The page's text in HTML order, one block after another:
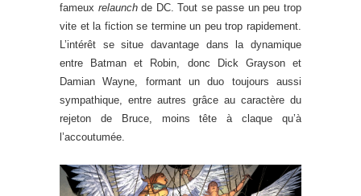
fameux relaunchde DC. Tout se passe un peu trop
vite et la fiction se termine un peu trop rapidement.
L’intérêt se situe davantage dans la dynamique
entre Batman et Robin, donc Dick Grayson et
Damian Wayne, formant un duo toujours aussi
sympathique, entre autres grâce au caractère du
rejeton de Bruce, moins tête à claque qu’à
l’accoutumée.